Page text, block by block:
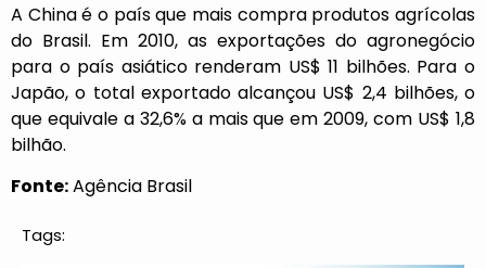
A China é o país que mais compra produtos agrícolas
do Brasil. Em 2010, as exportações do agronegócio
para o país asiático renderam US$ 11 bilhões. Para o
Japão, o total exportado alcançou US$ 2,4 bilhões, o
que equivale a 32,6% a mais que em 2009, com US$ 1,8
bilhão.
Fonte:Agência Brasil
Tags: